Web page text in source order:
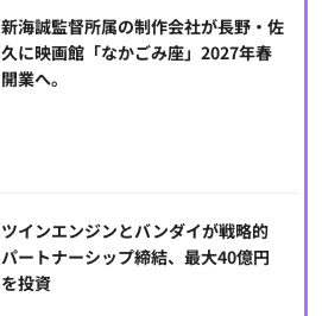
新海誠監督所属の制作会社が長野・佐
久に映画館「なかごみ座」2027年春
開業へ。
ツインエンジンとバンダイが戦略的
パートナーシップ締結、最大40億円
を投資